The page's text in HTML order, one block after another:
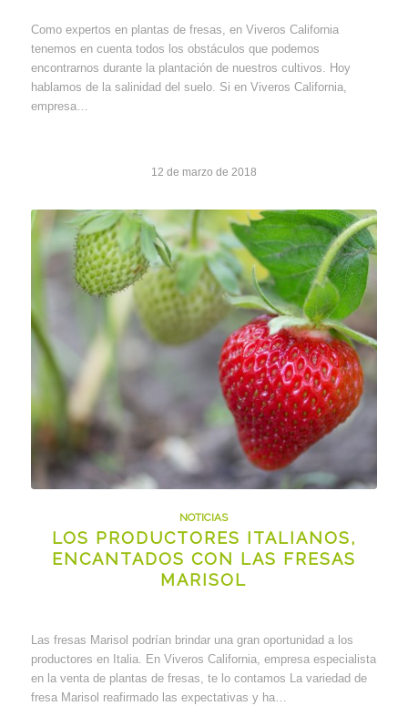
Como expertos en plantas de fresas, en Viveros California
tenemos en cuenta todos los obstáculos que podemos
encontrarnos durante la plantación de nuestros cultivos. Hoy
hablamos de la salinidad del suelo. Si en Viveros California,
empresa…
12 de marzo de 2018
NOTICIAS
LOS PRODUCTORES ITALIANOS,
ENCANTADOS CON LAS FRESAS
MARISOL
Las fresas Marisol podrían brindar una gran oportunidad a los
productores en Italia. En Viveros California, empresa especialista
en la venta de plantas de fresas, te lo contamos La variedad de
fresa Marisol reafirmado las expectativas y ha…